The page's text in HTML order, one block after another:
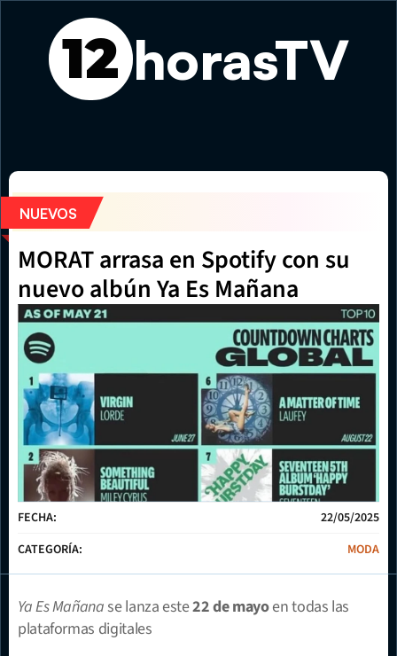
12 horasTV
El eclipse total de Sol despierta expectativa mundial a
NUEVOS
MORAT arrasa en Spotify con su
nuevo albún Ya Es Mañana
FECHA:
22/05/2025
CATEGORÍA:
MODA
Ya Es Mañana se lanza este 22 de mayo en todas las
plataformas digitales